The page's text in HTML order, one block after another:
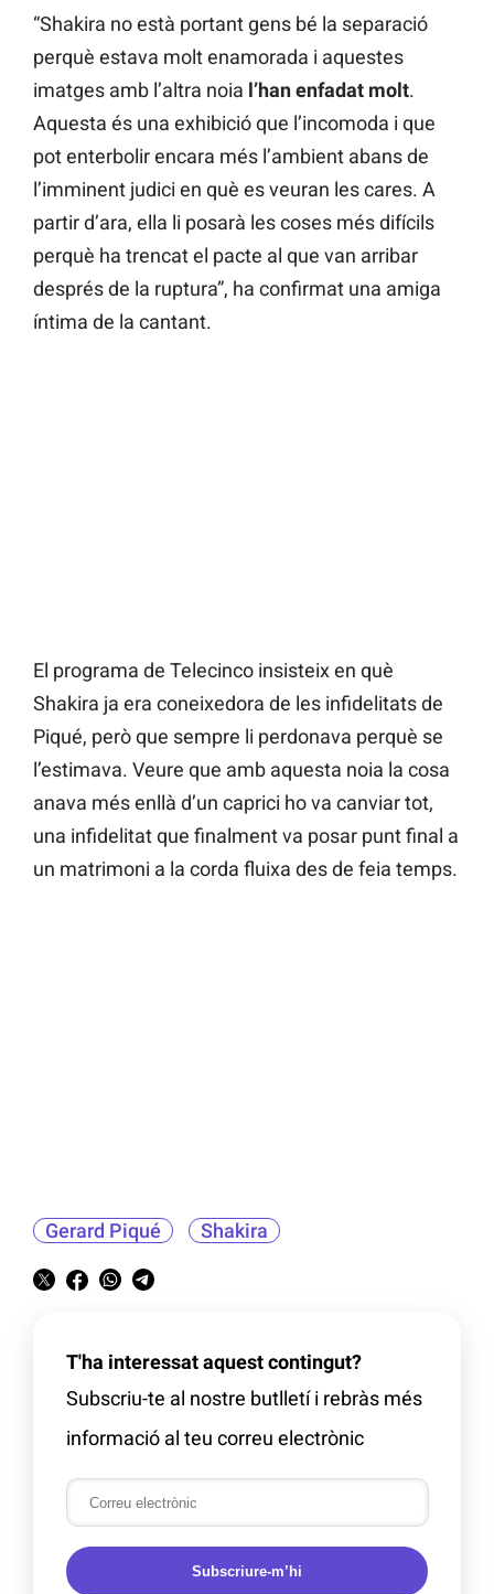
“Shakira no està portant gens bé la separació
perquè estava molt enamorada i aquestes
imatges amb l’altra noia l’han enfadat molt.
Aquesta és una exhibició que l’incomoda i que
pot enterbolir encara més l’ambient abans de
l’imminent judici en què es veuran les cares. A
partir d’ara, ella li posarà les coses més difícils
perquè ha trencat el pacte al que van arribar
després de la ruptura”, ha confirmat una amiga
íntima de la cantant.
El programa de Telecinco insisteix en què
Shakira ja era coneixedora de les infidelitats de
Piqué, però que sempre li perdonava perquè se
l’estimava. Veure que amb aquesta noia la cosa
anava més enllà d’un caprici ho va canviar tot,
una infidelitat que finalment va posar punt final a
un matrimoni a la corda fluixa des de feia temps.
Gerard Piqué Shakira
T'ha interessat aquest contingut?
Subscriu-te al nostre butlletí i rebràs més
informació al teu correu electrònic
Subscriure-m’hi